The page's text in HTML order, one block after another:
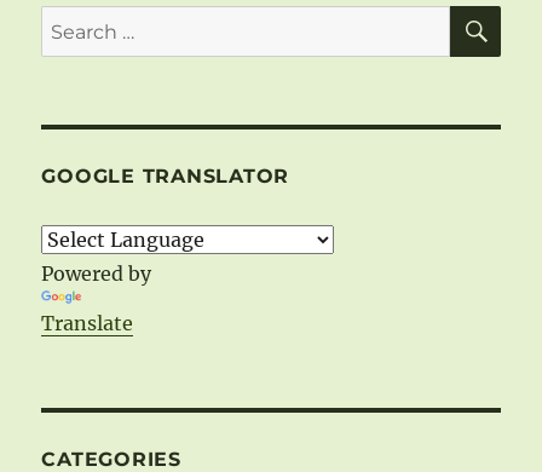
DE
PE
Search
for:
GOOGLE TRANSLATOR
Powered by
Translate
CATEGORIES